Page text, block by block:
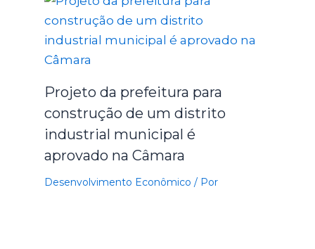
Projeto da prefeitura para
construção de um distrito
industrial municipal é
aprovado na Câmara
Desenvolvimento Econômico / Por